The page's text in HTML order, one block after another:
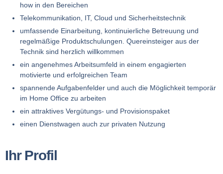
how in den Bereichen
Telekommunikation, IT, Cloud und Sicherheitstechnik
umfassende Einarbeitung, kontinuierliche Betreuung und
regelmäßige Produktschulungen. Quereinsteiger aus der
Technik sind herzlich willkommen
ein angenehmes Arbeitsumfeld in einem engagierten
motivierte und erfolgreichen Team
spannende Aufgabenfelder und auch die Möglichkeit temporär
im Home Office zu arbeiten
ein attraktives Vergütungs- und Provisionspaket
einen Dienstwagen auch zur privaten Nutzung
Ihr Profil